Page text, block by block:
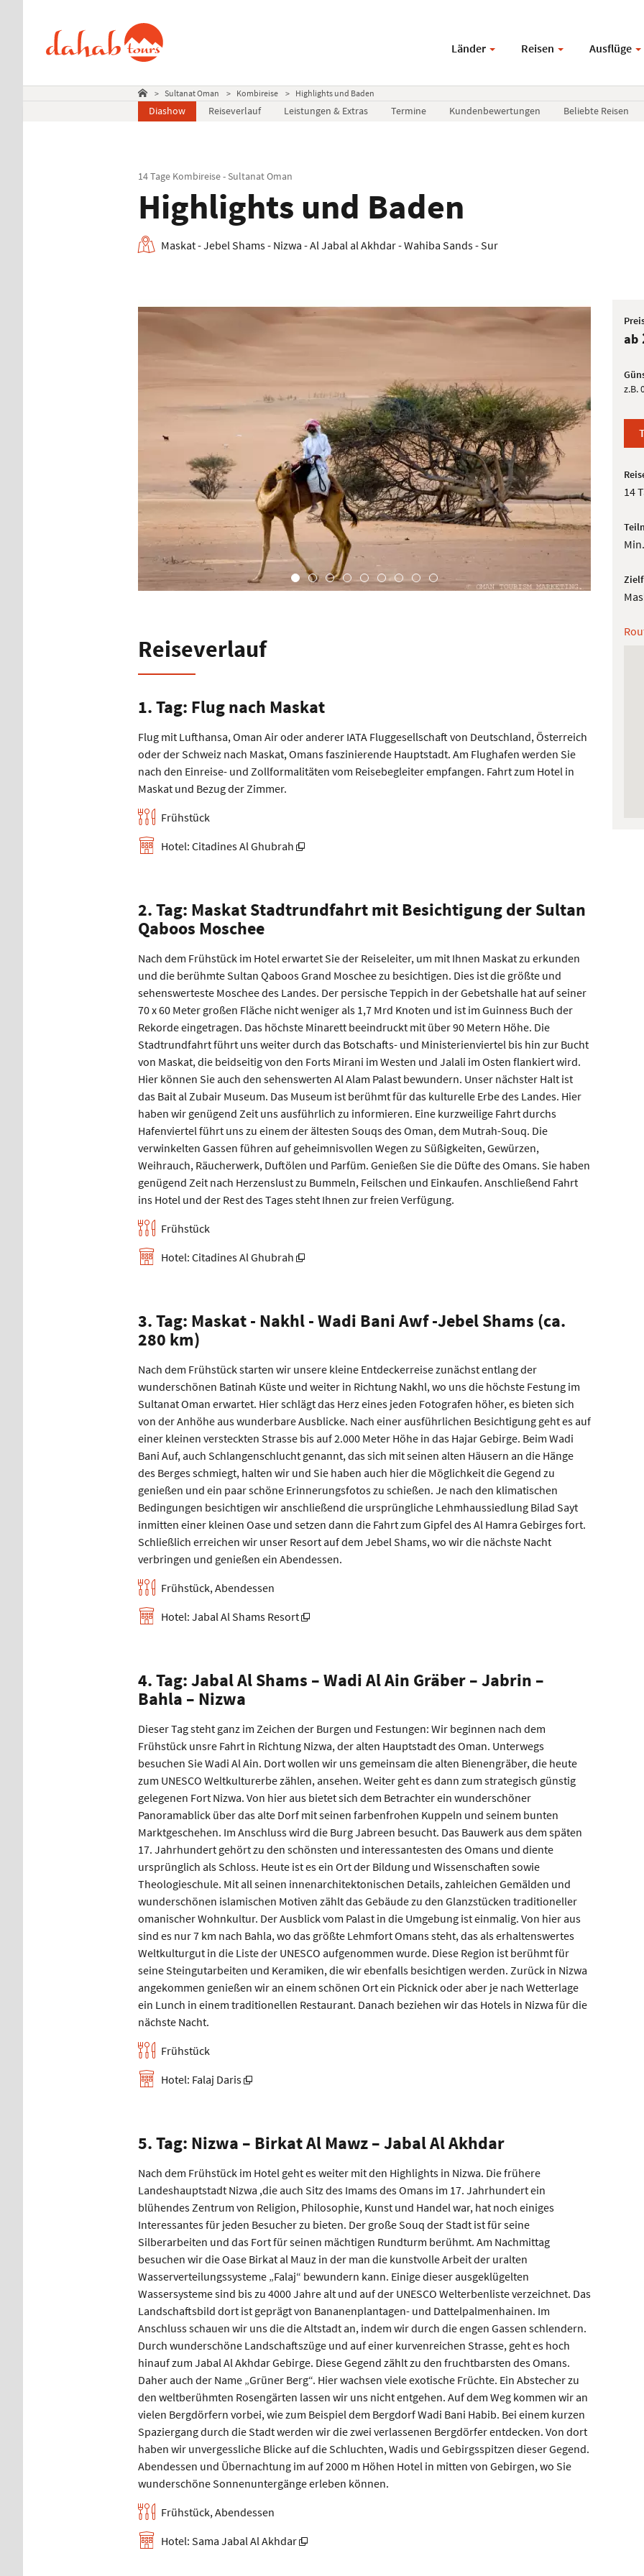
Länder Reisen Ausflüge
> Sultanat Oman > Kombireise > Highlights und Baden
Diashow Reiseverlauf Leistungen & Extras Termine Kundenbewertungen Beliebte Reisen
14 Tage Kombireise - Sultanat Oman
Highlights und Baden
Maskat - Jebel Shams - Nizwa - Al Jabal al Akhdar - Wahiba Sands - Sur
Reiseverlauf
1. Tag: Flug nach Maskat
Flug mit Lufthansa, Oman Air oder anderer IATA Fluggesellschaft von Deutschland, Österreich
oder der Schweiz nach Maskat, Omans faszinierende Hauptstadt. Am Flughafen werden Sie
nach den Einreise- und Zollformalitäten vom Reisebegleiter empfangen. Fahrt zum Hotel in
Maskat und Bezug der Zimmer.
Frühstück
Hotel: Citadines Al Ghubrah
2. Tag: Maskat Stadtrundfahrt mit Besichtigung der Sultan
Qaboos Moschee
Nach dem Frühstück im Hotel erwartet Sie der Reiseleiter, um mit Ihnen Maskat zu erkunden
und die berühmte Sultan Qaboos Grand Moschee zu besichtigen. Dies ist die größte und
sehenswerteste Moschee des Landes. Der persische Teppich in der Gebetshalle hat auf seiner
70 x 60 Meter großen Fläche nicht weniger als 1,7 Mrd Knoten und ist im Guinness Buch der
Rekorde eingetragen. Das höchste Minarett beeindruckt mit über 90 Metern Höhe. Die
Stadtrundfahrt führt uns weiter durch das Botschafts- und Ministerienviertel bis hin zur Bucht
von Maskat, die beidseitig von den Forts Mirani im Westen und Jalali im Osten flankiert wird.
Hier können Sie auch den sehenswerten Al Alam Palast bewundern. Unser nächster Halt ist
das Bait al Zubair Museum. Das Museum ist berühmt für das kulturelle Erbe des Landes. Hier
haben wir genügend Zeit uns ausführlich zu informieren. Eine kurzweilige Fahrt durchs
Hafenviertel führt uns zu einem der ältesten Souqs des Oman, dem Mutrah-Souq. Die
verwinkelten Gassen führen auf geheimnisvollen Wegen zu Süßigkeiten, Gewürzen,
Weihrauch, Räucherwerk, Duftölen und Parfüm. Genießen Sie die Düfte des Omans. Sie haben
genügend Zeit nach Herzenslust zu Bummeln, Feilschen und Einkaufen. Anschließend Fahrt
ins Hotel und der Rest des Tages steht Ihnen zur freien Verfügung.
Frühstück
Hotel: Citadines Al Ghubrah
3. Tag: Maskat - Nakhl - Wadi Bani Awf -Jebel Shams (ca.
280 km)
Nach dem Frühstück starten wir unsere kleine Entdeckerreise zunächst entlang der
wunderschönen Batinah Küste und weiter in Richtung Nakhl, wo uns die höchste Festung im
Sultanat Oman erwartet. Hier schlägt das Herz eines jeden Fotografen höher, es bieten sich
von der Anhöhe aus wunderbare Ausblicke. Nach einer ausführlichen Besichtigung geht es auf
einer kleinen versteckten Strasse bis auf 2.000 Meter Höhe in das Hajar Gebirge. Beim Wadi
Bani Auf, auch Schlangenschlucht genannt, das sich mit seinen alten Häusern an die Hänge
des Berges schmiegt, halten wir und Sie haben auch hier die Möglichkeit die Gegend zu
genießen und ein paar schöne Erinnerungsfotos zu schießen. Je nach den klimatischen
Bedingungen besichtigen wir anschließend die ursprüngliche Lehmhaussiedlung Bilad Sayt
inmitten einer kleinen Oase und setzen dann die Fahrt zum Gipfel des Al Hamra Gebirges fort.
Schließlich erreichen wir unser Resort auf dem Jebel Shams, wo wir die nächste Nacht
verbringen und genießen ein Abendessen.
Frühstück, Abendessen
Hotel: Jabal Al Shams Resort
4. Tag: Jabal Al Shams – Wadi Al Ain Gräber – Jabrin –
Bahla – Nizwa
Dieser Tag steht ganz im Zeichen der Burgen und Festungen: Wir beginnen nach dem
Frühstück unsre Fahrt in Richtung Nizwa, der alten Hauptstadt des Oman. Unterwegs
besuchen Sie Wadi Al Ain. Dort wollen wir uns gemeinsam die alten Bienengräber, die heute
zum UNESCO Weltkulturerbe zählen, ansehen. Weiter geht es dann zum strategisch günstig
gelegenen Fort Nizwa. Von hier aus bietet sich dem Betrachter ein wunderschöner
Panoramablick über das alte Dorf mit seinen farbenfrohen Kuppeln und seinem bunten
Marktgeschehen. Im Anschluss wird die Burg Jabreen besucht. Das Bauwerk aus dem späten
17. Jahrhundert gehört zu den schönsten und interessantesten des Omans und diente
ursprünglich als Schloss. Heute ist es ein Ort der Bildung und Wissenschaften sowie
Theologieschule. Mit all seinen innenarchitektonischen Details, zahleichen Gemälden und
wunderschönen islamischen Motiven zählt das Gebäude zu den Glanzstücken traditioneller
omanischer Wohnkultur. Der Ausblick vom Palast in die Umgebung ist einmalig. Von hier aus
sind es nur 7 km nach Bahla, wo das größte Lehmfort Omans steht, das als erhaltenswertes
Weltkulturgut in die Liste der UNESCO aufgenommen wurde. Diese Region ist berühmt für
seine Steingutarbeiten und Keramiken, die wir ebenfalls besichtigen werden. Zurück in Nizwa
angekommen genießen wir an einem schönen Ort ein Picknick oder aber je nach Wetterlage
ein Lunch in einem traditionellen Restaurant. Danach beziehen wir das Hotels in Nizwa für die
nächste Nacht.
Frühstück
Hotel: Falaj Daris
5. Tag: Nizwa – Birkat Al Mawz – Jabal Al Akhdar
Nach dem Frühstück im Hotel geht es weiter mit den Highlights in Nizwa. Die frühere
Landeshauptstadt Nizwa ,die auch Sitz des Imams des Omans im 17. Jahrhundert ein
blühendes Zentrum von Religion, Philosophie, Kunst und Handel war, hat noch einiges
Interessantes für jeden Besucher zu bieten. Der große Souq der Stadt ist für seine
Silberarbeiten und das Fort für seinen mächtigen Rundturm berühmt. Am Nachmittag
besuchen wir die Oase Birkat al Mauz in der man die kunstvolle Arbeit der uralten
Wasserverteilungssysteme „Falaj“ bewundern kann. Einige dieser ausgeklügelten
Wassersysteme sind bis zu 4000 Jahre alt und auf der UNESCO Welterbenliste verzeichnet. Das
Landschaftsbild dort ist geprägt von Bananenplantagen- und Dattelpalmenhainen. Im
Anschluss schauen wir uns die die Altstadt an, indem wir durch die engen Gassen schlendern.
Durch wunderschöne Landschaftszüge und auf einer kurvenreichen Strasse, geht es hoch
hinauf zum Jabal Al Akhdar Gebirge. Diese Gegend zählt zu den fruchtbarsten des Omans.
Daher auch der Name „Grüner Berg“. Hier wachsen viele exotische Früchte. Ein Abstecher zu
den weltberühmten Rosengärten lassen wir uns nicht entgehen. Auf dem Weg kommen wir an
vielen Bergdörfern vorbei, wie zum Beispiel dem Bergdorf Wadi Bani Habib. Bei einem kurzen
Spaziergang durch die Stadt werden wir die zwei verlassenen Bergdörfer entdecken. Von dort
haben wir unvergessliche Blicke auf die Schluchten, Wadis und Gebirgsspitzen dieser Gegend.
Abendessen und Übernachtung im auf 2000 m Höhen Hotel in mitten von Gebirgen, wo Sie
wunderschöne Sonnenuntergänge erleben können.
Frühstück, Abendessen
Hotel: Sama Jabal Al Akhdar
ab
z.B.
14